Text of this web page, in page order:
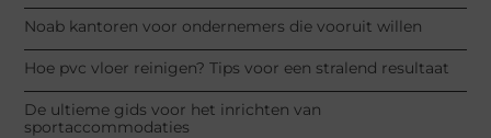
Noab kantoren voor ondernemers die vooruit willen
Hoe pvc vloer reinigen? Tips voor een stralend resultaat
De ultieme gids voor het inrichten van
sportaccommodaties